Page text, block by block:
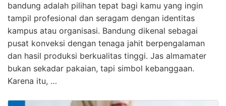
bandung adalah pilihan tepat bagi kamu yang ingin
tampil profesional dan seragam dengan identitas
kampus atau organisasi. Bandung dikenal sebagai
pusat konveksi dengan tenaga jahit berpengalaman
dan hasil produksi berkualitas tinggi. Jas almamater
bukan sekadar pakaian, tapi simbol kebanggaan.
Karena itu, …